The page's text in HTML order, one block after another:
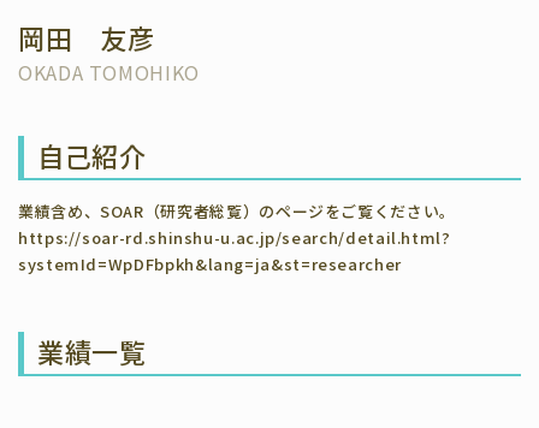
岡田 友彦
OKADA TOMOHIKO
自己紹介
業績含め、SOAR（研究者総覧）のページをご覧ください。
https://soar-rd.shinshu-u.ac.jp/search/detail.html?
systemId=WpDFbpkh&lang=ja&st=researcher
業績一覧